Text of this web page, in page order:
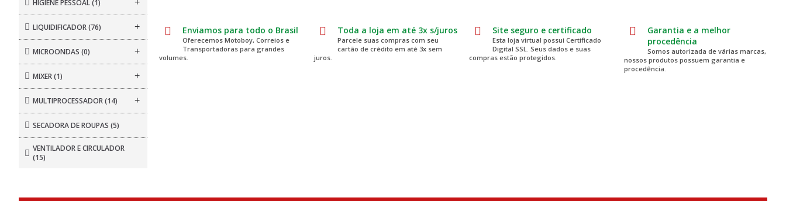
HIGIENE PESSOAL(1)
LIQUIDIFICADOR(76) +
MICROONDAS (0) +
MIXER(1) +
MULTIPROCESSADOR(14) +
SECADORA DE ROUPAS (5)
VENTILADOR E CIRCULADOR
(15)
Enviamos para todo o Brasil
Oferecemos Motoboy, Correios e
Transportadoras para grandes
volumes.
Toda a loja em até 3x s/juros
Parcele suas compras com seu
cartão de crédito em até 3x sem
juros.
Site seguro e certificado
Esta loja virtual possui Certificado
Digital SSL. Seus dados e suas
compras estão protegidos.
Garantia e a melhor
procedência
Somos autorizada de várias marcas,
nossos produtos possuem garantia e
procedência.